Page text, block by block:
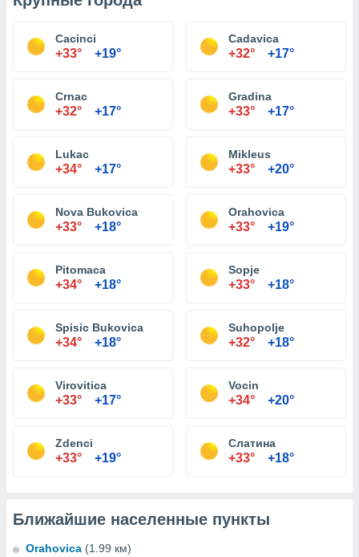
Cacinci
+33° +19°
Cadavica
+32° +17°
Crnac
+32° +17°
Gradina
+33° +17°
Lukac
+34° +17°
Mikleus
+33° +20°
Nova Bukovica
+33° +18°
Orahovica
+33° +19°
Pitomaca
+34° +18°
Sopje
+33° +18°
Spisic Bukovica
+34° +18°
Suhopolje
+32° +18°
Virovitica
+33° +17°
Vocin
+34° +20°
Zdenci
+33° +19°
Слатина
+33° +18°
Ближайшие населенные пункты
Orahovica (1.99 км)